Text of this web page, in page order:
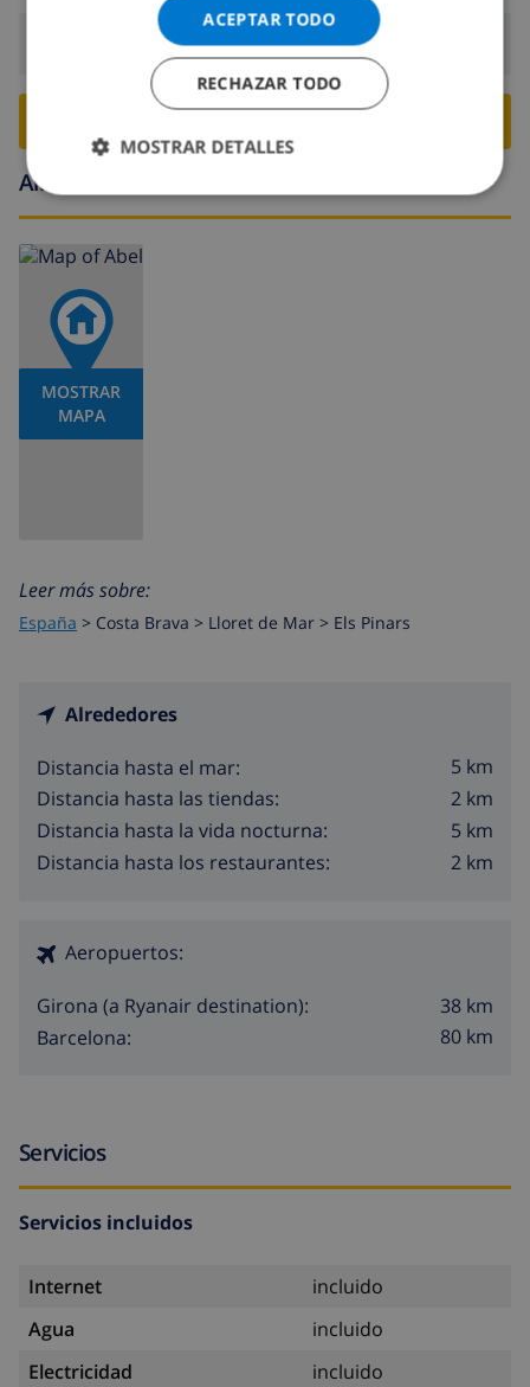
Salida:Antes de: 10:00
Alrededores
MOSTRAR
MAPA
Leer más sobre:
España > Costa Brava > Lloret de Mar > Els Pinars
Alrededores
Distancia hasta el mar:
5 km
Distancia hasta las tiendas:
2 km
Distancia hasta la vida nocturna:
5 km
Distancia hasta los restaurantes:
2 km
Aeropuertos:
Girona (a Ryanair destination):
38 km
Barcelona:
80 km
Servicios
Servicios incluidos
Internet
incluido
Agua
incluido
Electricidad
incluido
ACEPTAR TODO
RECHAZAR TODO
MOSTRAR DETALLES